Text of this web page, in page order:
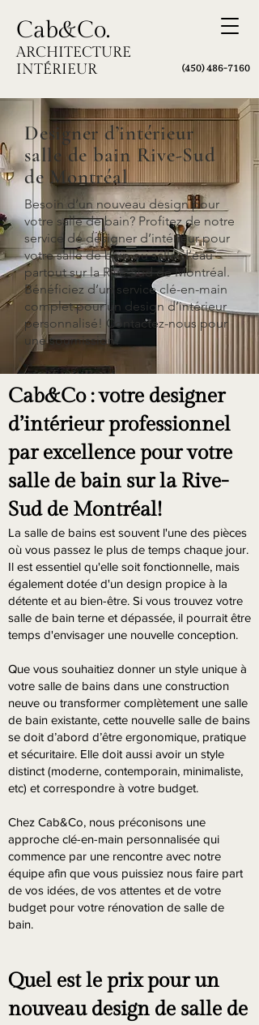
Cab&Co.
ARCHITECTURE
INTÉRIEUR
(450) 486-7160
Designer d’intérieur
salle de bain Rive-Sud
de Montréal
Besoin d’un nouveau design pour
votre salle de bain? Profitez de notre
service de designer d’intérieur pour
votre salle de bain ou salle d’eau
partout sur la Rive-Sud de Montréal.
Bénéficiez d’un service clé-en-main
complet pour un design d’intérieur
personnalisé! Contactez-nous pour
une soumission!
Cab&Co : votre designer
d’intérieur professionnel
par excellence pour votre
salle de bain sur la Rive-
Sud de Montréal!
La salle de bains est souvent l'une des pièces
où vous passez le plus de temps chaque jour.
Il est essentiel qu'elle soit fonctionnelle, mais
également dotée d'un design propice à la
détente et au bien-être. Si vous trouvez votre
salle de bain terne et dépassée, il pourrait être
temps d'envisager une nouvelle conception.
Que vous souhaitiez donner un style unique à
votre salle de bains dans une construction
neuve ou transformer complètement une salle
de bain existante, cette nouvelle salle de bains
se doit d’abord d’être ergonomique, pratique
et sécuritaire. Elle doit aussi avoir un style
distinct (moderne, contemporain, minimaliste,
etc) et correspondre à votre budget.
Chez Cab&Co, nous préconisons une
approche clé-en-main personnalisée qui
commence par une rencontre avec notre
équipe afin que vous puissiez nous faire part
de vos idées, de vos attentes et de votre
budget pour votre rénovation de salle de
bain.
Quel est le prix pour un
nouveau design de salle de